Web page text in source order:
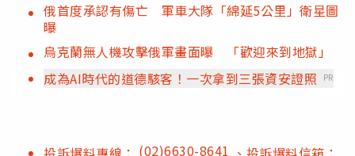
俄首度承認有傷亡 軍車大隊「綿延5公里」衛星圖
曝
烏克蘭無人機攻擊俄軍畫面曝 「歡迎來到地獄」
成為AI時代的道德駭客！一次拿到三張資安證照
PR
(02)6630-8641